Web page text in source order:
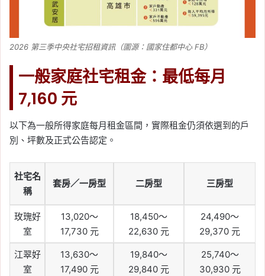
2026 第三季中央社宅招租資訊（圖源：國家住都中心 FB）
一般家庭社宅租金：最低每月
7,160 元
以下為一般所得家庭每月租金區間，實際租金仍須依選到的戶
別、坪數及正式公告認定。
社宅名
稱
套房／一房型 二房型 三房型
玫瑰好
室
13,020～
17,730 元
18,450～
22,630 元
24,490～
29,370 元
江翠好
室
13,630～
17,490 元
19,840～
29,840 元
25,740～
30,930 元